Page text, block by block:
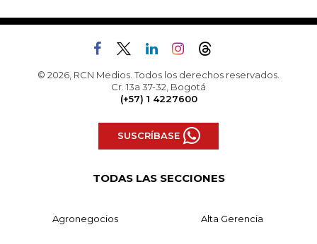
© 2026, RCN Medios. Todos los derechos reservados.
Cr. 13a 37-32, Bogotá
(+57) 1 4227600
SUSCRÍBASE
TODAS LAS SECCIONES
Agronegocios Alta Gerencia